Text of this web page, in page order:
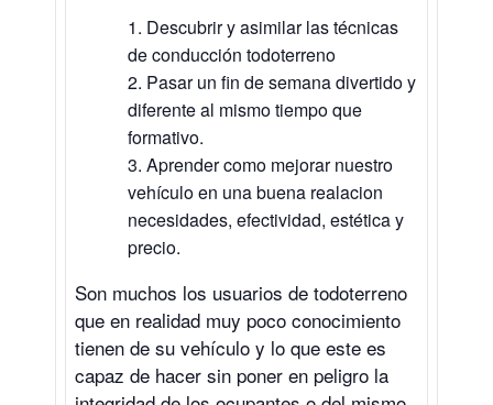
Descubrir y asimilar las técnicas
de conducción todoterreno
Pasar un fin de semana divertido y
diferente al mismo tiempo que
formativo.
Aprender como mejorar nuestro
vehículo en una buena realacion
necesidades, efectividad, estética y
precio.
Son muchos los usuarios de todoterreno
que en realidad muy poco conocimiento
tienen de su vehículo y lo que este es
capaz de hacer sin poner en peligro la